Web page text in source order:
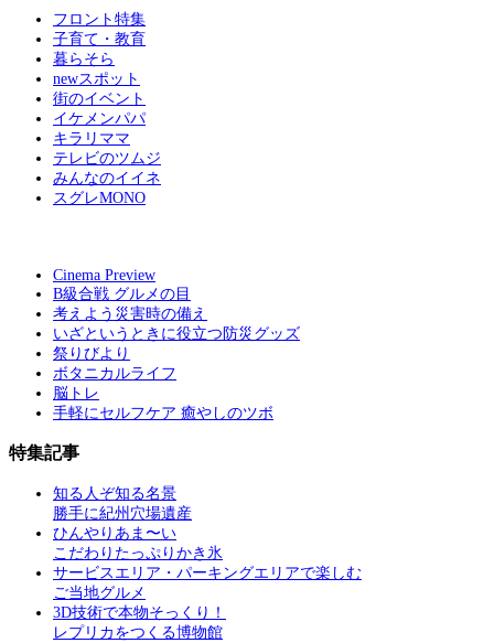
フロント特集
子育て・教育
暮らそら
newスポット
街のイベント
イケメンパパ
キラリママ
テレビのツムジ
みんなのイイネ
スグレMONO
Cinema Preview
B級合戦 グルメの目
考えよう災害時の備え
いざというときに役立つ防災グッズ
祭りびより
ボタニカルライフ
脳トレ
手軽にセルフケア 癒やしのツボ
特集記事
知る人ぞ知る名景
勝手に紀州穴場遺産
ひんやりあま〜い
こだわりたっぷりかき氷
サービスエリア・パーキングエリアで楽しむ
ご当地グルメ
3D技術で本物そっくり！
レプリカをつくる博物館